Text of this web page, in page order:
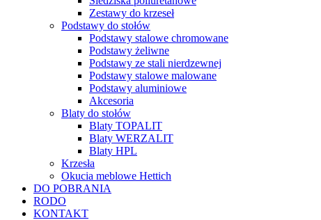
Zestawy do krzeseł
Podstawy do stołów
Podstawy stalowe chromowane
Podstawy żeliwne
Podstawy ze stali nierdzewnej
Podstawy stalowe malowane
Podstawy aluminiowe
Akcesoria
Blaty do stołów
Blaty TOPALIT
Blaty WERZALIT
Blaty HPL
Krzesła
Okucia meblowe Hettich
DO POBRANIA
RODO
KONTAKT